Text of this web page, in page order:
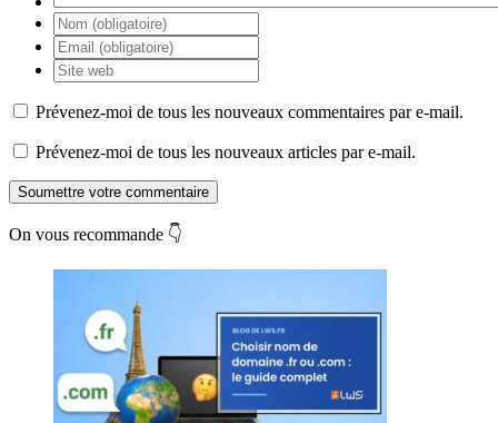
Prévenez-moi de tous les nouveaux commentaires par e-mail.
Prévenez-moi de tous les nouveaux articles par e-mail.
Soumettre votre commentaire
On vous recommande 👇